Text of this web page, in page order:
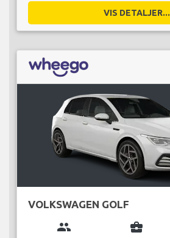
VIS DETALJER...
VOLKSWAGEN GOLF
group business_center